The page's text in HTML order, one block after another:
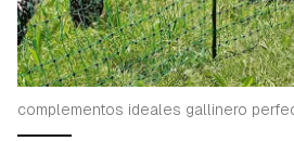
complementos ideales gallinero